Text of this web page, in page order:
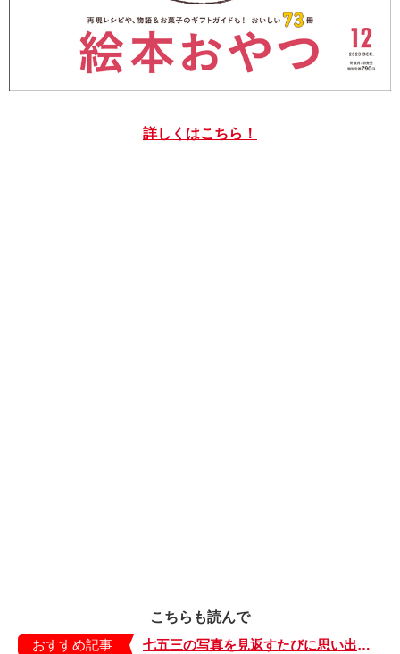
詳しくはこちら！
こちらも読んで
おすすめ記事
七五三の写真を見返すたびに思い出す、夫へのイラつき【むすこと私のやんごとなき日常・31】